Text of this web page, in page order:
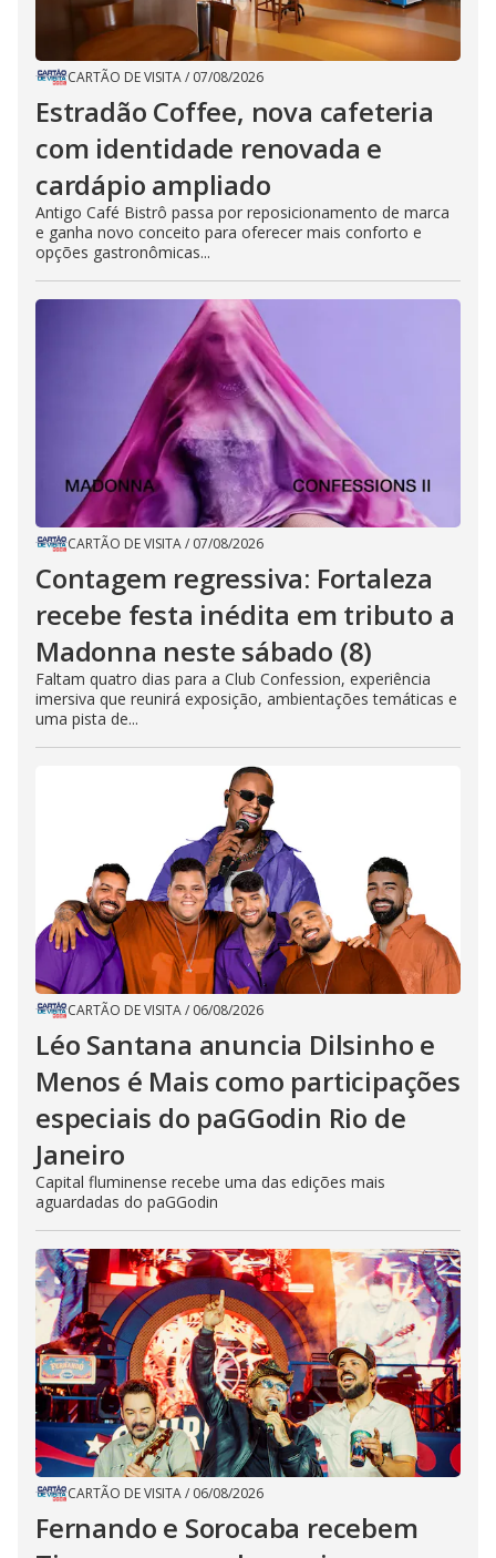
CARTÃO DE VISITA/ 07/08/2026
Estradão Coffee, nova cafeteria
com identidade renovada e
cardápio ampliado
Antigo Café Bistrô passa por reposicionamento de marca
e ganha novo conceito para oferecer mais conforto e
opções gastronômicas...
CARTÃO DE VISITA/ 07/08/2026
Contagem regressiva: Fortaleza
recebe festa inédita em tributo a
Madonna neste sábado (8)
Faltam quatro dias para a Club Confession, experiência
imersiva que reunirá exposição, ambientações temáticas e
uma pista de...
CARTÃO DE VISITA/ 06/08/2026
Léo Santana anuncia Dilsinho e
Menos é Mais como participações
especiais do paGGodin Rio de
Janeiro
Capital fluminense recebe uma das edições mais
aguardadas do paGGodin
CARTÃO DE VISITA/ 06/08/2026
Fernando e Sorocaba recebem